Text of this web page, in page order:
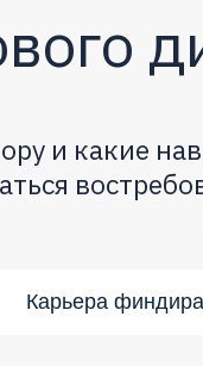
и какие
Карьера финдира